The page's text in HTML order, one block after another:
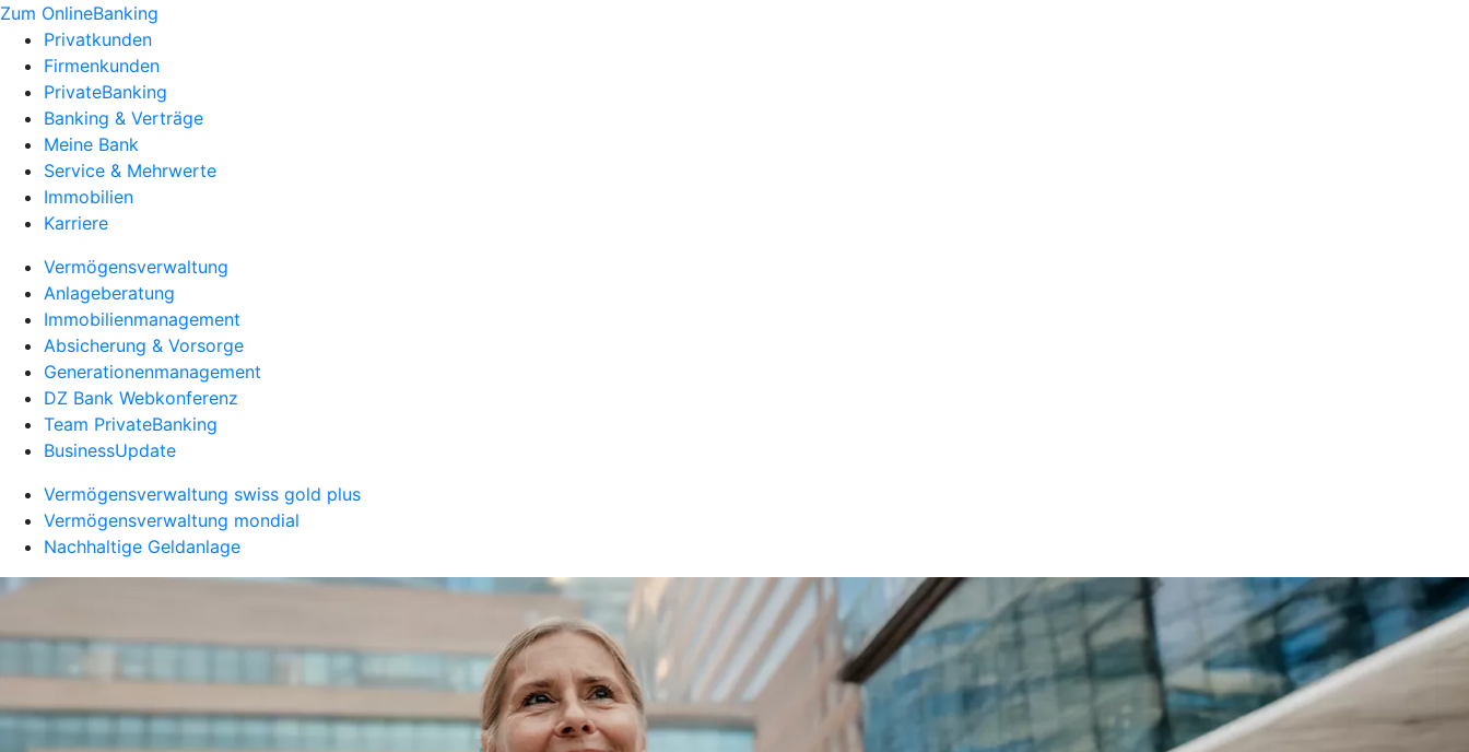
Zum OnlineBanking
Privatkunden
Firmenkunden
PrivateBanking
Banking & Verträge
Meine Bank
Service & Mehrwerte
Immobilien
Karriere
Vermögensverwaltung
Anlageberatung
Immobilienmanagement
Absicherung & Vorsorge
Generationenmanagement
DZ Bank Webkonferenz
Team PrivateBanking
BusinessUpdate
Vermögensverwaltung swiss gold plus
Vermögensverwaltung mondial
Nachhaltige Geldanlage